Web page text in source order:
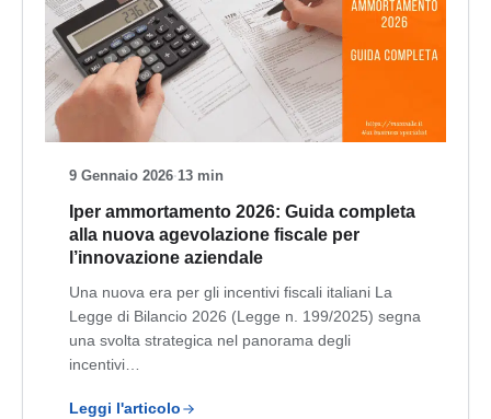
9 Gennaio 2026·13 min
Iper ammortamento 2026: Guida completa
alla nuova agevolazione fiscale per
l’innovazione aziendale
Una nuova era per gli incentivi fiscali italiani La
Legge di Bilancio 2026 (Legge n. 199/2025) segna
una svolta strategica nel panorama degli
incentivi…
Leggi l'articolo